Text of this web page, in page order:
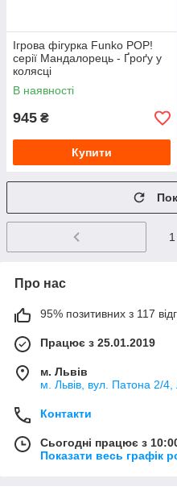
Ігрова фігурка Funko POP!
серії Мандалорець - Ґроґу у
колясці
В наявності
945 ₴
Купити
1
Про нас
95% позитивних з 117
Працює з 25.01.2019
м. Львів
м. Львів, вул. Патона 2/4,
Контакти
Сьогодні працює з
Показати весь графік